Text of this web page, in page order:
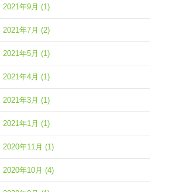
2021年9月 (1)
2021年7月 (2)
2021年5月 (1)
2021年4月 (1)
2021年3月 (1)
2021年1月 (1)
2020年11月 (1)
2020年10月 (4)